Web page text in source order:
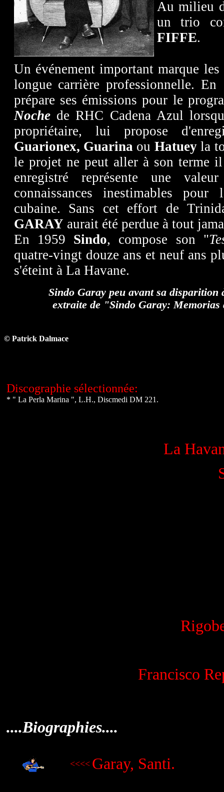
Au milieu
un trio
FIFFE.
Un événement important marque les
longue carrière professionnelle.
prépare ses émissions pour le
Nochede RHC Cadena Azul
propriétaire, lui propose
Guarionex, Guarina ou Hatueyla
le projet ne peut aller à son terme
enregistré représente une
connaissances inestimables
cubaine. Sans cet effort de
GARAY aurait été perdue à tout
En 1959 Sindo, compose son "
quatre-vingt douze ans et neuf ans
s'éteint à La Havane.
Sindo Garay peu avant sa disparition
extraite de "Sindo Garay:
© Patrick Dalmace
Discographie sélectionnée:
* " La Perla Marina ", L.H., Discmedi DM 221.
La
Francisco
....Biographies....
<<<< Garay, Santi.